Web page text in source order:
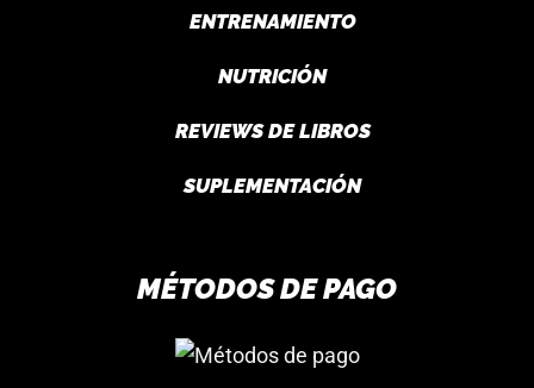
ENTRENAMIENTO
NUTRICIÓN
REVIEWS DE LIBROS
SUPLEMENTACIÓN
MÉTODOS DE PAGO